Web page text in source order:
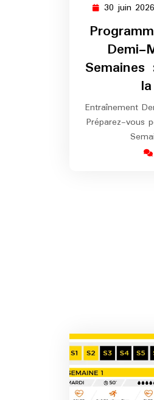
30 juin 2026
Demi-
Entraînement
Préparez-vous